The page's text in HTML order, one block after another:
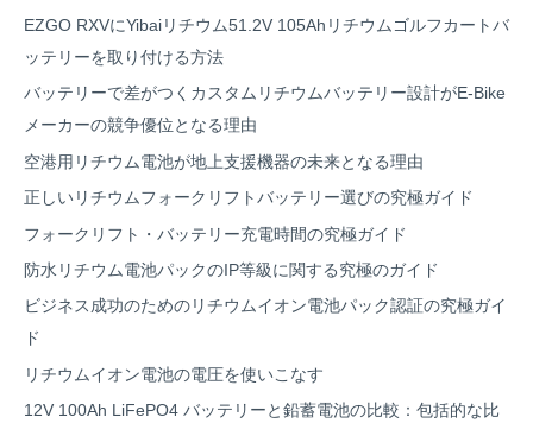
EZGO RXVにYibaiリチウム51.2V 105Ahリチウムゴルフカートバ
ッテリーを取り付ける方法
バッテリーで差がつくカスタムリチウムバッテリー設計がE-Bike
メーカーの競争優位となる理由
空港用リチウム電池が地上支援機器の未来となる理由
正しいリチウムフォークリフトバッテリー選びの究極ガイド
フォークリフト・バッテリー充電時間の究極ガイド
防水リチウム電池パックのIP等級に関する究極のガイド
ビジネス成功のためのリチウムイオン電池パック認証の究極ガイ
ド
リチウムイオン電池の電圧を使いこなす
12V 100Ah LiFePO4 バッテリーと鉛蓄電池の比較：包括的な比